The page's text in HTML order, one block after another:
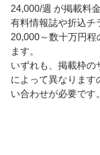
24,000/週 が掲載料
有料情報誌や折込チ
20,000～数十万円程
ます。
いずれも、掲載枠の
によって異なります
い合わせが必要です。